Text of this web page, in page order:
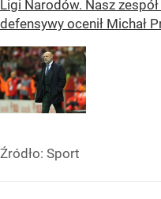
Ligi Narodów. Nasz
defensywy ocenił Michał
Źródło: Sport